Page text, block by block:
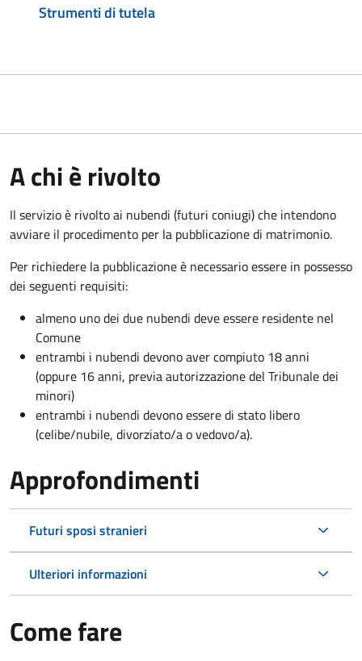
Strumenti di tutela
A chi è rivolto
Il servizio è rivolto ai nubendi (futuri coniugi) che intendono
avviare il procedimento per la pubblicazione di matrimonio.
Per richiedere la pubblicazione è necessario essere in possesso
dei seguenti requisiti:
almeno uno dei due nubendi deve essere residente nel
Comune
entrambi i nubendi devono aver compiuto 18 anni
(oppure 16 anni, previa autorizzazione del Tribunale dei
minori)
entrambi i nubendi devono essere di stato libero
(celibe/nubile, divorziato/a o vedovo/a).
Approfondimenti
Futuri sposi stranieri
Ulteriori informazioni
Come fare